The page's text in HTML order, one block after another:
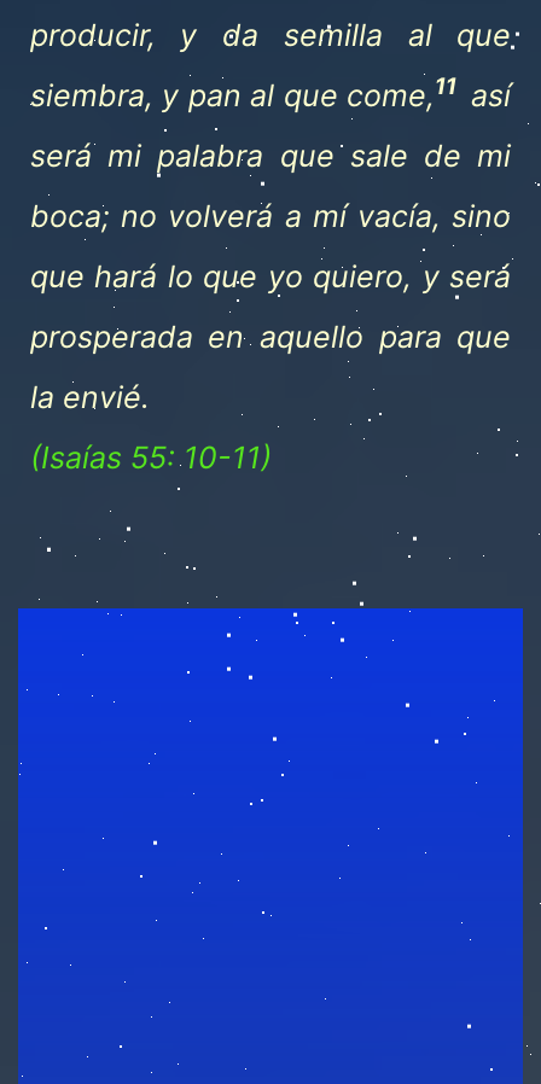
producir, y da semilla al que
siembra, y pan al que come,11 así
será mi palabra que sale de mi
boca; no volverá a mí vacía, sino
que hará lo que yo quiero, y será
prosperada en aquello para que
la envié.
(Isaías 55: 10-11)